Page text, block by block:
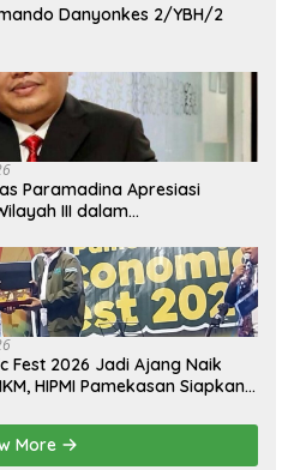
Danyonkes 2/YBH/2
Paramadina Apresiasi
III dalam
Fest 2026 Jadi Ajang Naik
HIPMI Pamekasan Siapkan
Usaha
More